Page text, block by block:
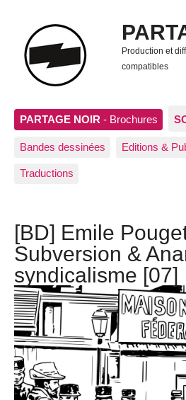
Production et
compatibles
PARTAGE NOIR - Brochures
Bandes dessinées Editions &
Traductions
[BD] Emile
Subversion &
syndicalisme [07]